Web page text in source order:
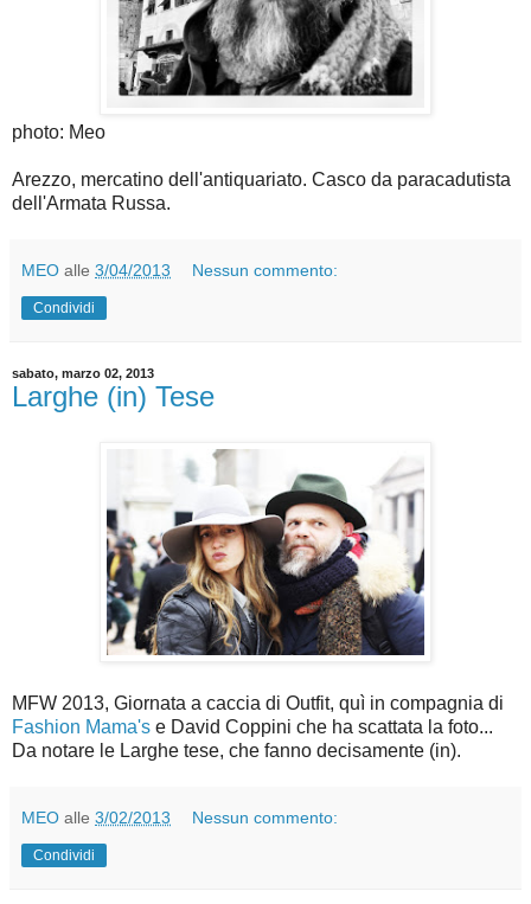
photo: Meo
Arezzo, mercatino dell'antiquariato. Casco da paracadutista
dell'Armata Russa.
MEO alle 3/04/2013 Nessun commento:
Condividi
sabato, marzo 02, 2013
Larghe (in) Tese
MFW 2013, Giornata a caccia di Outfit, quì in compagnia di
Fashion Mama's e David Coppini che ha scattata la foto...
Da notare le Larghe tese, che fanno decisamente (in).
MEO alle 3/02/2013 Nessun commento:
Condividi